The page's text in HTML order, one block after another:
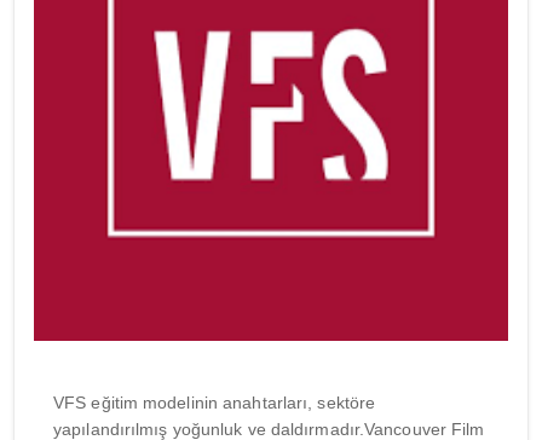
VFS eğitim modelinin anahtarları, sektöre
yapılandırılmış yoğunluk ve daldırmadır.Vancouver Film